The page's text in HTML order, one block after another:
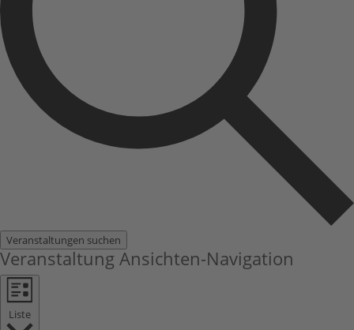
Veranstaltungen suchen
Veranstaltung Ansichten-Navigation
Liste